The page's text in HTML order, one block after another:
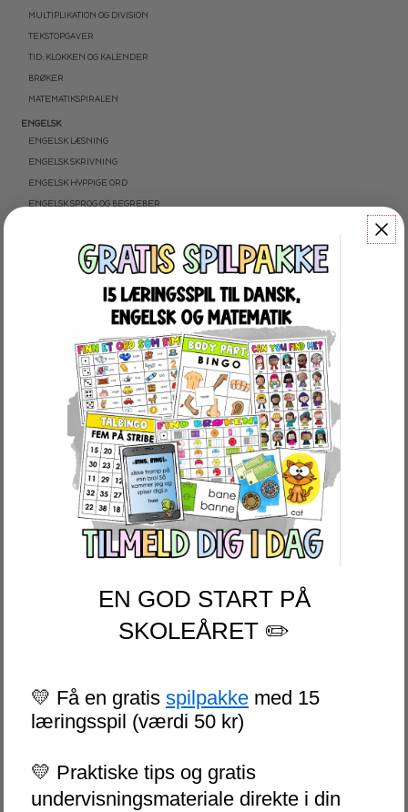
MULTIPLIKATION OG DIVISION
TEKSTOPGAVER
TID: KLOKKEN OG KALENDER
BRØKER
MATEMATIKSPIRALEN
ENGELSK
ENGELSK LÆSNING
ENGELSK SKRIVNING
ENGELSK HYPPIGE ORD
ENGELSK SPROG OG BEGREBER
LÆRERVERKTØJ
PLANLÆGGERE
KLASSERUMSOPPHÆNG
SÆSON OG HØJTIDER
OLYMPISKE VINTERLEGE
100 SKOLEDAGE
VM I FODBOLD
SKOLEAFSLUTNING
HALLOWEEN
ESCAPE ROOM
NIVEAUDELTE LÆSETEKSTER
SPIL
PUSLESPIL
EN GOD START PÅ
SKOLEÅRET ✏️
💛 Få en gratis spilpakke med 15
læringsspil (værdi 50 kr)
💛 Praktiske tips og gratis
undervisningsmateriale direkte i din